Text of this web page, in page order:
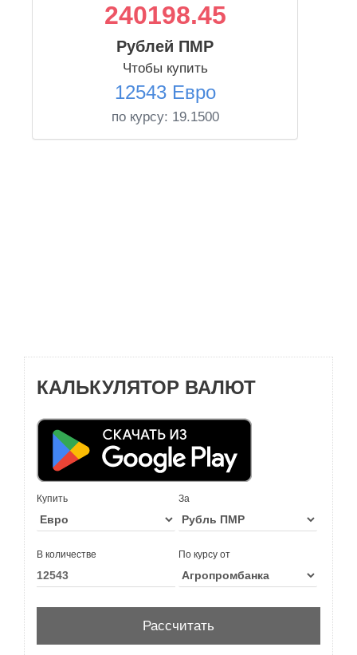
240198.45
Рублей ПМР
Чтобы купить
12543 Евро
по курсу: 19.1500
КАЛЬКУЛЯТОР ВАЛЮТ
Купить За
В количестве По курсу от